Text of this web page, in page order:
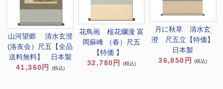
山河望郷 清水玄澄
(洛友会）尺五【全品
送料無料】 日本製
41,360円
(税込)
花鳥画 桜花爛漫 富
岡蘇峰 （春）尺五
【特価 】
32,780円
(税込)
月に秋草 清水玄
澄 尺五立【特価】
日本製
36,850円 (税込)